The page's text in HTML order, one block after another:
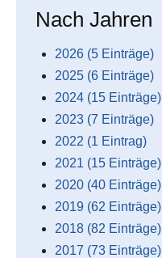
Nach Jahren
2026 (5 Einträge)
2025 (6 Einträge)
2024 (15 Einträge)
2023 (7 Einträge)
2022 (1 Eintrag)
2021 (15 Einträge)
2020 (40 Einträge)
2019 (62 Einträge)
2018 (82 Einträge)
2017 (73 Einträge)